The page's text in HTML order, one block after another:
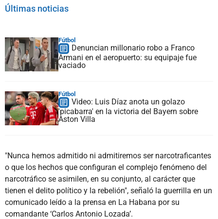
Últimas noticias
Fútbol
Denuncian millonario robo a Franco
Armani en el aeropuerto: su equipaje fue
vaciado
Fútbol
Video: Luis Díaz anota un golazo
'picabarra' en la victoria del Bayern sobre
Aston Villa
"Nunca hemos admitido ni admitiremos ser narcotraficantes
o que los hechos que configuran el complejo fenómeno del
narcotráfico se asimilen, en su conjunto, al carácter que
tienen el delito político y la rebelión", señaló la guerrilla en un
comunicado leído a la prensa en La Habana por su
comandante ‘Carlos Antonio Lozada’.